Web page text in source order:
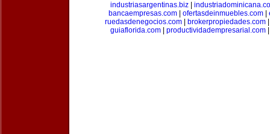
industriasargentinas.biz
bancaempresas.com
ofertasdeinmuebles.com
ruedasdenegocios.com| brokerpropiedades.com
guiaflorida.com| productividadempresarial.com